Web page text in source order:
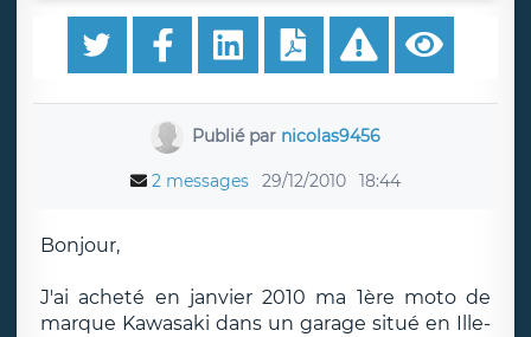
Publié par nicolas9456
2 messages 29/12/2010 18:44
Bonjour,
J'ai acheté en janvier 2010 ma 1ère moto de
marque Kawasaki dans un garage situé en Ille-